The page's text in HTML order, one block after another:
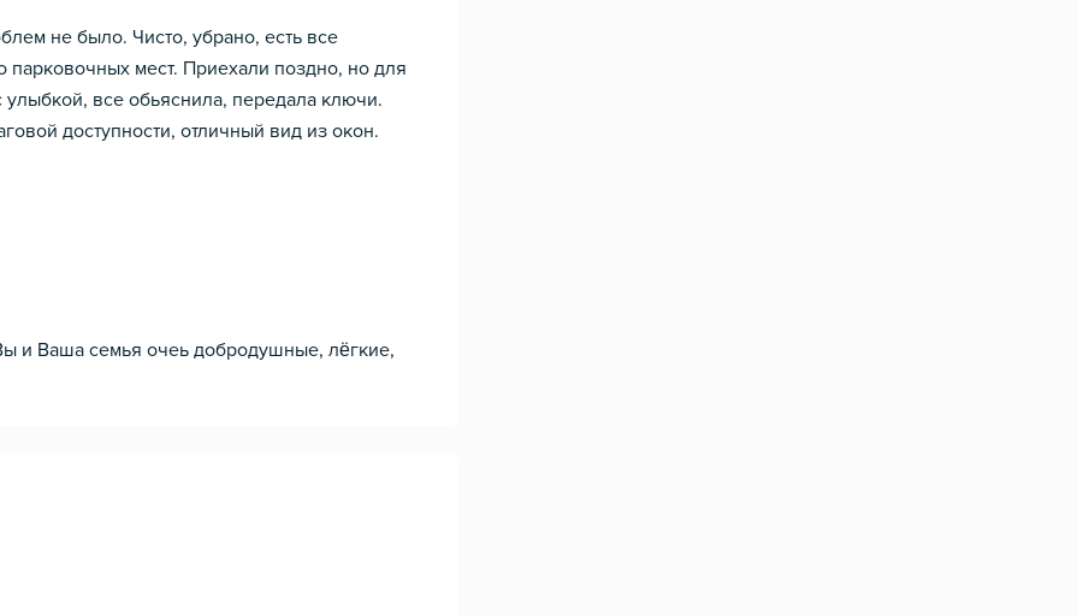
не было. Чисто, убрано, есть все
парковочных мест. Приехали поздно, но для
улыбкой, все обьяснила, передала ключи.
доступности, отличный вид из окон.
и Ваша семья очеь добродушные, лёгкие,